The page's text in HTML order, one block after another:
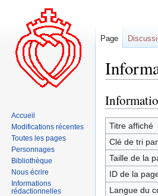
Aller
à
la
navigation
Aller
à
la
recherche
Titre affiché
Clé de tri
Taille de la
ID de la
Langue du
Page
Accueil
Modifications récentes
Toutes les pages
Personnages
Bibliothèque
Nous écrire
Informations
rédactionnelles